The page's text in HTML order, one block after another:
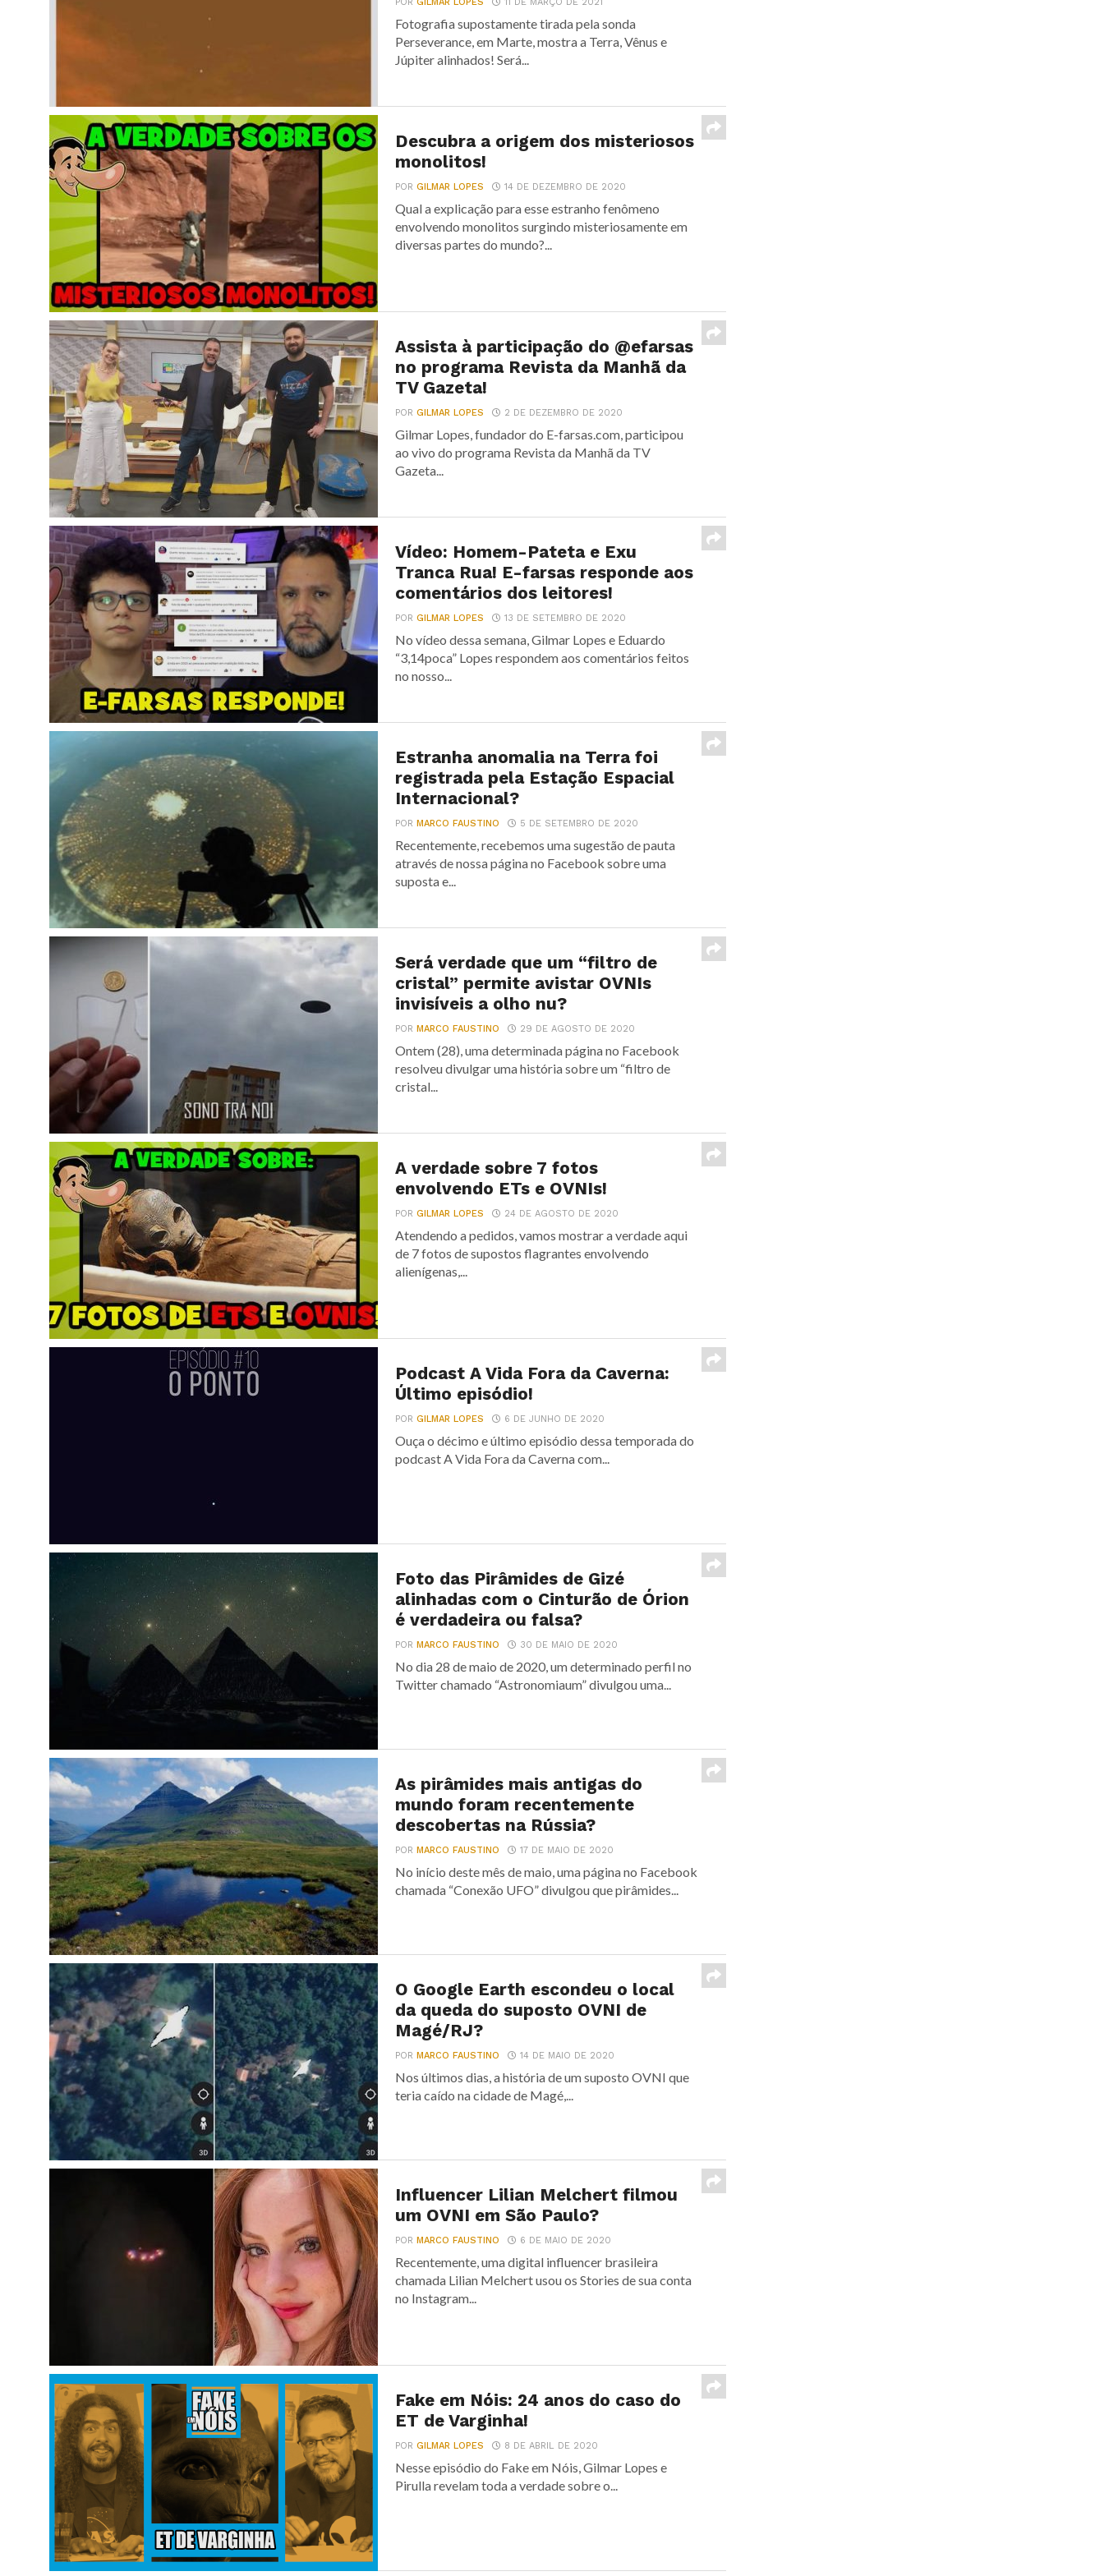
Fotografia supostamente tirada pela sonda
Perseverance, em Marte, mostra a Terra, Vênus e
Júpiter alinhados! Será...
Descubra a origem dos misteriosos
monolitos!
PORGILMAR LOPES 14 DE DEZEMBRO DE 2020
Qual a explicação para esse estranho fenômeno
envolvendo monolitos surgindo misteriosamente em
diversas partes do mundo?...
Assista à participação do @efarsas
no programa Revista da Manhã da
TV Gazeta!
PORGILMAR LOPES 2 DE DEZEMBRO DE 2020
Gilmar Lopes, fundador do E-farsas.com, participou
ao vivo do programa Revista da Manhã da TV
Gazeta...
Vídeo: Homem-Pateta e Exu
Tranca Rua! E-farsas responde aos
comentários dos leitores!
PORGILMAR LOPES 13 DE SETEMBRO DE 2020
No vídeo dessa semana, Gilmar Lopes e Eduardo
“3,14poca” Lopes respondem aos comentários feitos
no nosso...
Estranha anomalia na Terra foi
registrada pela Estação Espacial
Internacional?
PORMARCO FAUSTINO 5 DE SETEMBRO DE 2020
Recentemente, recebemos uma sugestão de pauta
através de nossa página no Facebook sobre uma
suposta e...
Será verdade que um “filtro de
cristal” permite avistar OVNIs
invisíveis a olho nu?
PORMARCO FAUSTINO 29 DE AGOSTO DE 2020
Ontem (28), uma determinada página no Facebook
resolveu divulgar uma história sobre um “filtro de
cristal...
A verdade sobre 7 fotos
envolvendo ETs e OVNIs!
PORGILMAR LOPES 24 DE AGOSTO DE 2020
Atendendo a pedidos, vamos mostrar a verdade aqui
de 7 fotos de supostos flagrantes envolvendo
alienígenas,...
Podcast A Vida Fora da Caverna:
Último episódio!
PORGILMAR LOPES 6 DE JUNHO DE 2020
Ouça o décimo e último episódio dessa temporada do
podcast A Vida Fora da Caverna com...
Foto das Pirâmides de Gizé
alinhadas com o Cinturão de Órion
é verdadeira ou falsa?
PORMARCO FAUSTINO 30 DE MAIO DE 2020
No dia 28 de maio de 2020, um determinado perfil no
Twitter chamado “Astronomiaum” divulgou uma...
As pirâmides mais antigas do
mundo foram recentemente
descobertas na Rússia?
PORMARCO FAUSTINO 17 DE MAIO DE 2020
No início deste mês de maio, uma página no Facebook
chamada “Conexão UFO” divulgou que pirâmides...
O Google Earth escondeu o local
da queda do suposto OVNI de
Magé/RJ?
PORMARCO FAUSTINO 14 DE MAIO DE 2020
Nos últimos dias, a história de um suposto OVNI que
teria caído na cidade de Magé,...
Influencer Lilian Melchert filmou
um OVNI em São Paulo?
PORMARCO FAUSTINO 6 DE MAIO DE 2020
Recentemente, uma digital influencer brasileira
chamada Lilian Melchert usou os Stories de sua conta
no Instagram...
Fake em Nóis: 24 anos do caso do
ET de Varginha!
PORGILMAR LOPES 8 DE ABRIL DE 2020
Nesse episódio do Fake em Nóis, Gilmar Lopes e
Pirulla revelam toda a verdade sobre o...